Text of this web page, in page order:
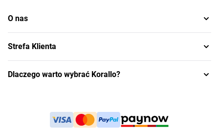
O nas
Strefa Klienta
Dlaczego warto wybrać Korallo?